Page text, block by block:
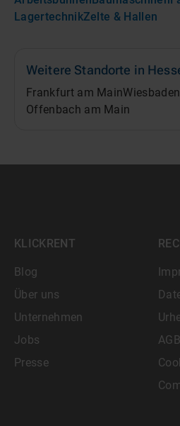
LagertechnikZelte & Hallen
Weitere Standorte in
Frankfurt am MainWiesbaden
Offenbach am Main
KLICKRENT
Blog
Über uns
Unternehmen
Jobs
Presse
AGB